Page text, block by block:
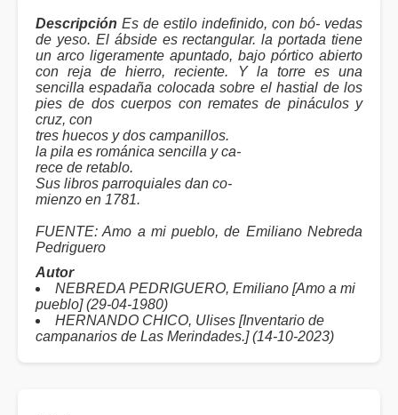
Descripción Es de estilo indefinido, con bó- vedas
de yeso. El ábside es rectangular. la portada tiene
un arco ligeramente apuntado, bajo pórtico abierto
con reja de hierro, reciente. Y la torre es una
sencilla espadaña colocada sobre el hastial de los
pies de dos cuerpos con remates de pináculos y
cruz, con
tres huecos y dos campanillos.
la pila es románica sencilla y ca-
rece de retablo.
Sus libros parroquiales dan co-
mienzo en 1781.
FUENTE: Amo a mi pueblo, de Emiliano Nebreda
Pedriguero
Autor
NEBREDA PEDRIGUERO, Emiliano [Amo a mi
pueblo] (29-04-1980)
HERNANDO CHICO, Ulises [Inventario de
campanarios de Las Merindades.] (14-10-2023)